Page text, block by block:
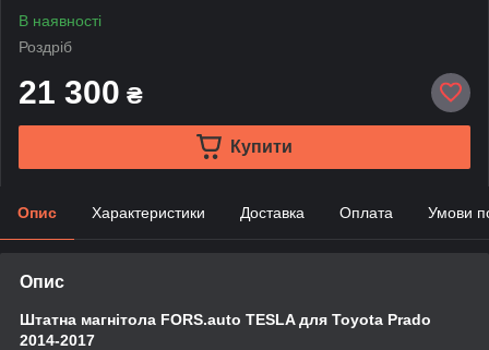
В наявності
Роздріб
21 300 ₴
Купити
Опис Характеристики Доставка Оплата Умови
Опис
Штатна магнітола FORS.auto TESLA для Toyota Prado
2014-2017